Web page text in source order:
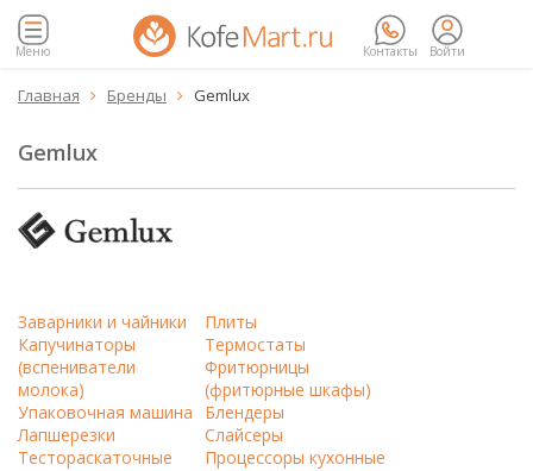
Меню Контакты Войти
Главная  Бренды  Gemlux
Gemlux
Заварники и чайники
Капучинаторы
(вспениватели
молока)
Упаковочная машина
Лапшерезки
Тестораскаточные
Плиты
Термостаты
Фритюрницы
(фритюрные шкафы)
Блендеры
Слайсеры
Процессоры кухонные